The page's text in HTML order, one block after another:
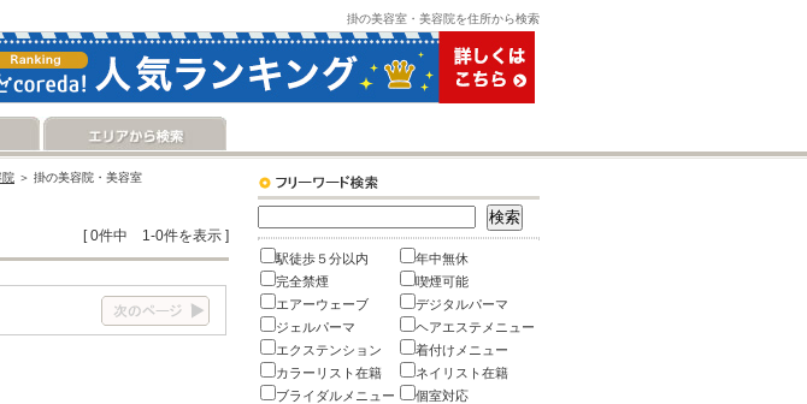
掛の美容室・美容院を住所から検索
院 ＞ 掛の美容院・美容室
[ 0件中 1-0件を表示 ]
駅徒歩５分以内
年中無休
完全禁煙
喫煙可能
エアーウェーブ
デジタルパーマ
ジェルパーマ
ヘアエステメニュー
エクステンション
着付けメニュー
カラーリスト在籍
ネイリスト在籍
ブライダルメニュー
個室対応